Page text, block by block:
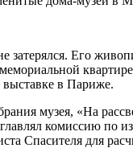
затерялся. Его
в Париже.
музея, «На
комиссию по
Спасителя для